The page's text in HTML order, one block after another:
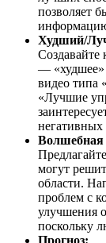
позволяет
Худший/
Создавайте
— «худшее»
видео типа
«Лучшие
негативных
Волшебная
могут
области.
проблем с
улучшения
поскольку